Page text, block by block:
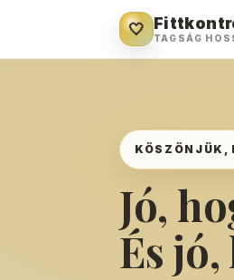
🤍 TAGSÁG
KÖSZÖNJÜK,
Jó,
És